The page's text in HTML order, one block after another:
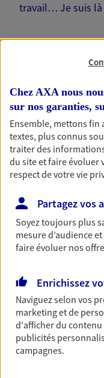
travail… Je suis là
Nos
Épargne
Réalisez vos
immobilier,
du monde…
simplement,
Retraite
Préparez
notre solution
spécialement
Santé
Couvrez vos
votre famille avec
Chez AXA nous
sur nos garanties,
Ensemble, mettons fin
textes, plus connus
traiter des
du site et faire évoluer
respect de votre vie
Partagez vos
Soyez toujours plus
mesure d’audience
faire évoluer nos
Enrichissez
Naviguez selon vos
marketing et de
d'afficher du contenu
publicités
campagnes.